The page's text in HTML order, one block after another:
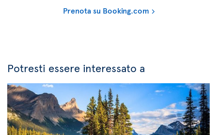
Prenota su Booking.com
Potresti essere interessato a